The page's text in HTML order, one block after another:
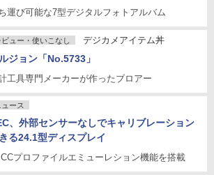
運び可能な7型デジタルフォトアルバム
ビュー・使いこなし デジカメアイテム丼
ジョン「No.5733」
工具専門メーカーが作ったブロアー
ュース
、外部センサーなしでキャリブレーション
る24.1型ディスプレイ
プロファイルエミューレション機能を搭載